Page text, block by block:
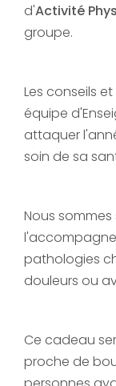
d'Activité
groupe.
Les conseils
équipe
attaquer
soin de sa
Nous
pathologies
douleurs ou
Ce cadeau
proche de